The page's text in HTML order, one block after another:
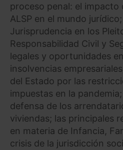
proceso penal: el impacto
ALSP en el mundo
Jurisprudencia en los
Responsabilidad Civil y
legales y oportunidades
insolvencias
del Estado por las
impuestas en la
defensa de los
viviendas; las principales
en materia de Infancia,
crisis de la jurisdicción